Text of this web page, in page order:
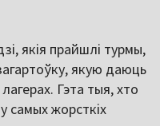
якія прайшлі турмы,
якую даюць
Гэта тыя, хто
самых жорсткіх